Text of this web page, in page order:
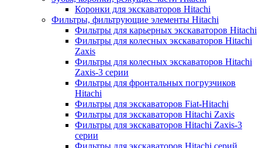
Коронки для экскаваторов Hitachi
Фильтры, фильтрующие элементы Hitachi
Фильтры для карьерных экскаваторов Hitachi
Фильтры для колесных экскаваторов Hitachi
Zaxis
Фильтры для колесных экскаваторов Hitachi
Zaxis-3 серии
Фильтры для фронтальных погрузчиков
Hitachi
Фильтры для экскаваторов Fiat-Hitachi
Фильтры для экскаваторов Hitachi Zaxis
Фильтры для экскаваторов Hitachi Zaxis-3
серии
Фильтры для экскаваторов Hitachi серий